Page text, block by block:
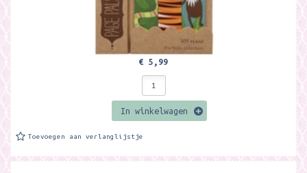
€ 5,99
In winkelwagen
Toevoegen aan verlanglijstje